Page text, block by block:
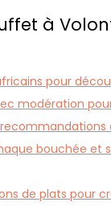
à
pour
modération
bouchée et
de plats pour